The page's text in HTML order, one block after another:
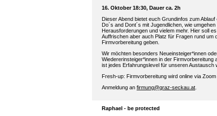
16. Oktober 18:30, Dauer ca. 2h
Dieser Abend bietet euch Grundinfos zum
Do´s and Dont´s mit Jugendlichen, wie umgehen
Herausforderungen und vielem mehr. Hier soll
Auffrischen aber auch Platz für Fragen rund um
Firmvorbereitung geben.
Wir möchten besonders Neueinsteiger*innen
Wiedererinsteiger*innen in der Firmvorbereitung
ist jedes Erfahrungslevel für unseren Austausch
Fresh-up: Firmvorbereitung wird online via
Anmeldung an firmung@graz-seckau.at
Raphael - be protected